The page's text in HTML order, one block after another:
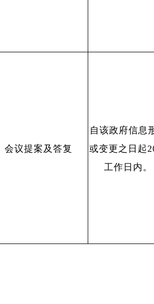
会议提案及答复
自该政府信息
或变更之日起
工作日内。